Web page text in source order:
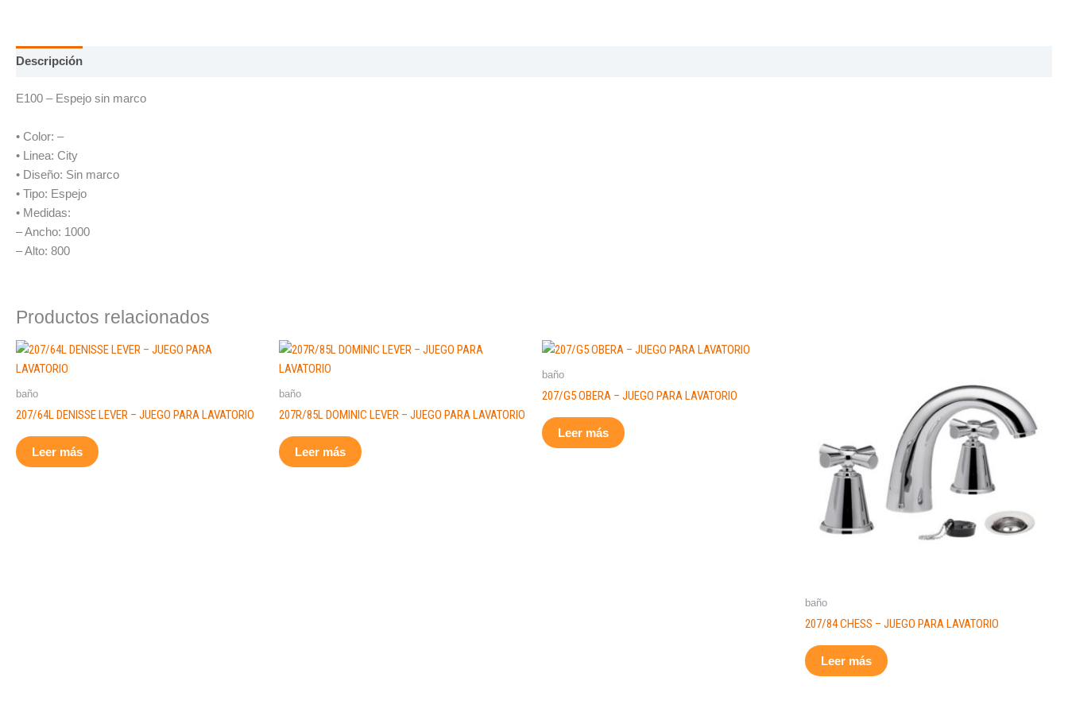
Descripción
E100 – Espejo sin marco
• Color: –
• Linea: City
• Diseño: Sin marco
• Tipo: Espejo
• Medidas:
– Ancho: 1000
– Alto: 800
Productos relacionados
baño
207/64L DENISSE LEVER – JUEGO PARA LAVATORIO
Leer más
baño
207R/85L DOMINIC LEVER – JUEGO PARA LAVATORIO
Leer más
baño
207/G5 OBERA – JUEGO PARA LAVATORIO
Leer más
baño
207/84 CHESS – JUEGO PARA LAVATORIO
Leer más